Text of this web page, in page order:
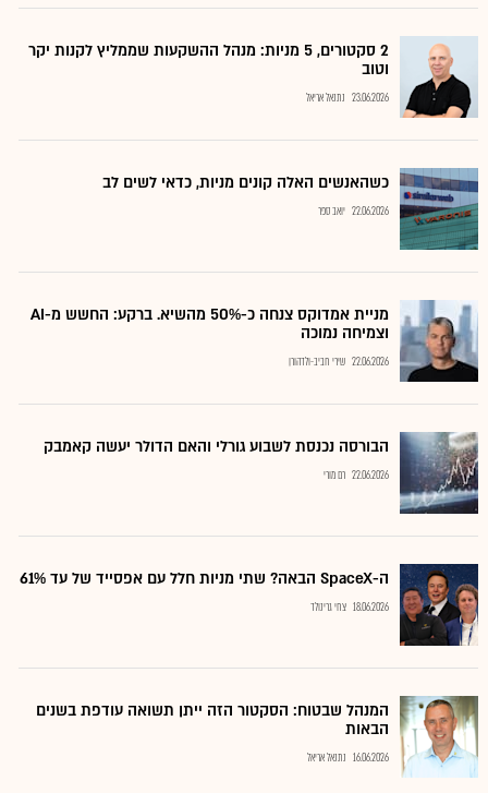
2 סקטורים, 5 מניות: מנהל ההשקעות שממליץ לקנות יקר
וטוב
23.06.2026 נתנאל אריאל
כשהאנשים האלה קונים מניות, כדאי לשים לב
22.06.2026 יואב ספר
מניית אמדוקס צנחה כ-50% מהשיא. ברקע: החשש מ-AI
וצמיחה נמוכה
22.06.2026 שירי חביב-ולדהורן
הבורסה נכנסת לשבוע גורלי והאם הדולר יעשה קאמבק
22.06.2026 רם מורי
ה-SpaceX הבאה? שתי מניות חלל עם אפסייד של עד 61%
18.06.2026 צחי גרינולד
המנהל שבטוח: הסקטור הזה ייתן תשואה עודפת בשנים
הבאות
16.06.2026 נתנאל אריאל